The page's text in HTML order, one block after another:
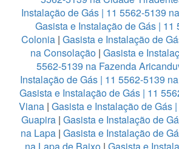
Instalação de Gás | 11 5562-5139
Gasista e Instalação de Gás | 11
Colonia | Gasista e Instalação de
na Consolação | Gasista e
5562-5139 na Fazenda
Instalação de Gás | 11 5562-5139
Gasista e Instalação de Gás | 11
Viana | Gasista e Instalação de Gás
Guapira| Gasista e Instalação de
na Lapa | Gasista e Instalação de